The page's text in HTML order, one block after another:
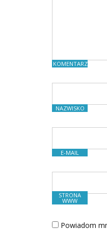
KOMENTARZE
NAZWISKO
E-MAIL
STRONA
WWW
Powiadom